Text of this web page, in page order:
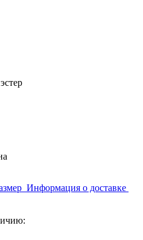
Информация о доставке